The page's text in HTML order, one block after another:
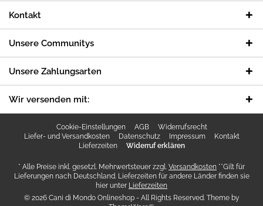
Kontakt
Unsere Communitys
Unsere Zahlungsarten
Wir versenden mit:
Cookie-Einstellungen AGB
Widerrufsrecht
Liefer- und Versandkosten
Datenschutz Impressum
Kontakt
Lieferzeiten
Widerruf erklären
* Alle Preise inkl. gesetzl. Mehrwertsteuer zzgl. Versandkosten **Gilt für
Lieferungen nach Deutschland. Lieferzeiten für andere Länder finden sie
hier unter Lieferzeiten
© 2026 Cani di Mondo Onlineshop - All Rights Reserved. Theme by